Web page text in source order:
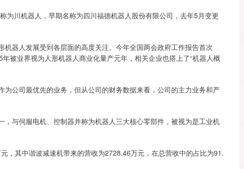
为川机器人，早期名称为四川福德机器人股份有限公司，去年5月变更
器人发展受到各层面的高度关注。今年全国两会政府工作报告首次
被业界视为人形机器人商业化量产元年，相关企业也搭上了“机器人概
公司最优先的业务，但从公司的财务数据来看，公司的主力业务和产
与伺服电机、控制器并称为机器人三大核心零部件，被视为是工业机
，其中谐波减速机带来的营收为2728.46万元，在总营收中的占比为91.